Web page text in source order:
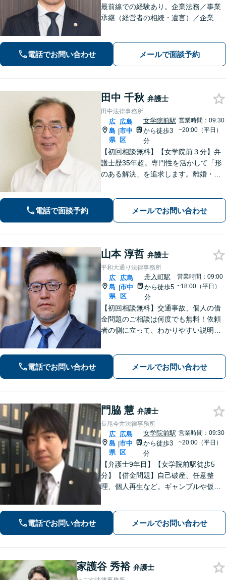
最前線での経験あり。企業法務／事業
承継（経営者の相続・遺言）／企業の
験を活かした的確な対応で、企業の発
展と経営をサポート。顧問契約もお任
電話でお問い合わせ メールで面談予約
田中 千秋 弁護士
田中法律事務所
広
島
県
|
広島
市中
区
女学院前駅
から徒歩3
分
営業時間：09:30
~20:00（平日）
【初回相談無料】【女学院前３分】弁
護士歴35年超。専門性を活かして「形
のある解決」を追求します。離婚・債
話しやすい弁護士に是非ご相談くださ
い。（合同庁舎内郵便局近く）
電話で面談予約 メールでお問い合わせ
山本 淳哲 弁護士
平和大通り法律事務所
広
島
県
|
広島
市中
区
舟入町駅
から徒歩5
分
営業時間：09:00
~18:00（平日）
【初回相談無料】交通事故、個人の借
金問題のご相談は何度でも無料！依頼
者の側に立って、わかりやすい説明を
軽にご相談ください【WEB面談可】
【広島電鉄舟入町駅・土橋駅徒歩5分】
電話でお問い合わせ メールでお問い合わせ
門脇 慧 弁護士
長尾今井法律事務所
広
島
県
|
広島
市中
区
女学院前駅
から徒歩3
分
営業時間：09:30
~20:00（平日）
【弁護士9年目】【女学院前駅徒歩5
分】【借金問題】自己破産、任意整
理、個人再生など。ギャンブルや仮想
などご相談ください【夜間土日祝相談
可】【初回相談無料】【Zoom面談可】
電話でお問い合わせ メールでお問い合わせ
家護谷 秀裕 弁護士